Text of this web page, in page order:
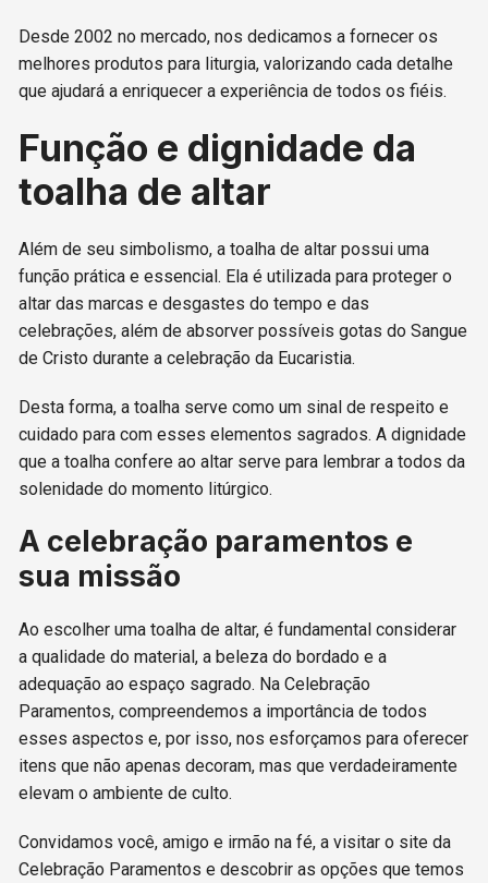
Desde 2002 no mercado, nos dedicamos a fornecer os
melhores produtos para liturgia, valorizando cada detalhe
que ajudará a enriquecer a experiência de todos os fiéis.
Função e dignidade da
toalha de altar
Além de seu simbolismo, a toalha de altar possui uma
função prática e essencial. Ela é utilizada para proteger o
altar das marcas e desgastes do tempo e das
celebrações, além de absorver possíveis gotas do Sangue
de Cristo durante a celebração da Eucaristia.
Desta forma, a toalha serve como um sinal de respeito e
cuidado para com esses elementos sagrados. A dignidade
que a toalha confere ao altar serve para lembrar a todos da
solenidade do momento litúrgico.
A celebração paramentos e
sua missão
Ao escolher uma toalha de altar, é fundamental considerar
a qualidade do material, a beleza do bordado e a
adequação ao espaço sagrado. Na Celebração
Paramentos, compreendemos a importância de todos
esses aspectos e, por isso, nos esforçamos para oferecer
itens que não apenas decoram, mas que verdadeiramente
elevam o ambiente de culto.
Convidamos você, amigo e irmão na fé, a visitar o site da
Celebração Paramentos e descobrir as opções que temos